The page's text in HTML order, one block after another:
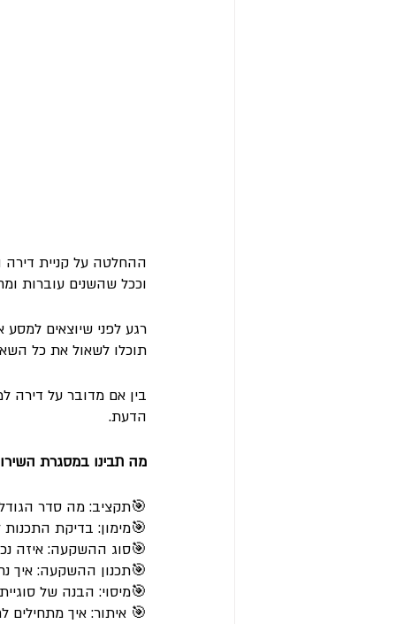
ההחלטה על קניית
וככל שהשנים עוברות
תוכלו לשאול את כל
בין אם מדובר על דירה
הדעת.
מה תבינו במסגרת
🎯תקציב: מה סדר
🎯מימון: בדיקת התכנות
🎯סוג ההשקעה: איזה
🎯תכנון ההשקעה:
🎯מיסוי: הבנה של
🎯 איתור: איך מתחילים